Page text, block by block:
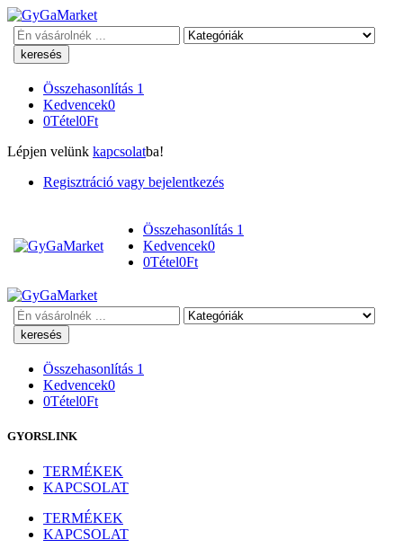
Keresés
Összehasonlítás 1
Kedvencek0
0Tétel0Ft
Lépjen velünk kapcsolatba!
Regisztráció vagy bejelentkezés
Összehasonlítás 1
Kedvencek0
0Tétel0Ft
Keresés
Összehasonlítás 1
Kedvencek0
0Tétel0Ft
GYORSLINK
TERMÉKEK
KAPCSOLAT
TERMÉKEK
KAPCSOLAT